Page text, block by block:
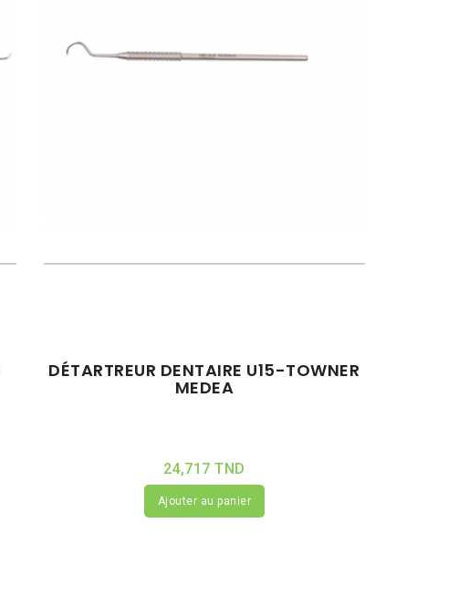
DÉTARTREUR DENTAIRE U15-TOWNER
MEDEA
24,717 TND
Ajouter au panier